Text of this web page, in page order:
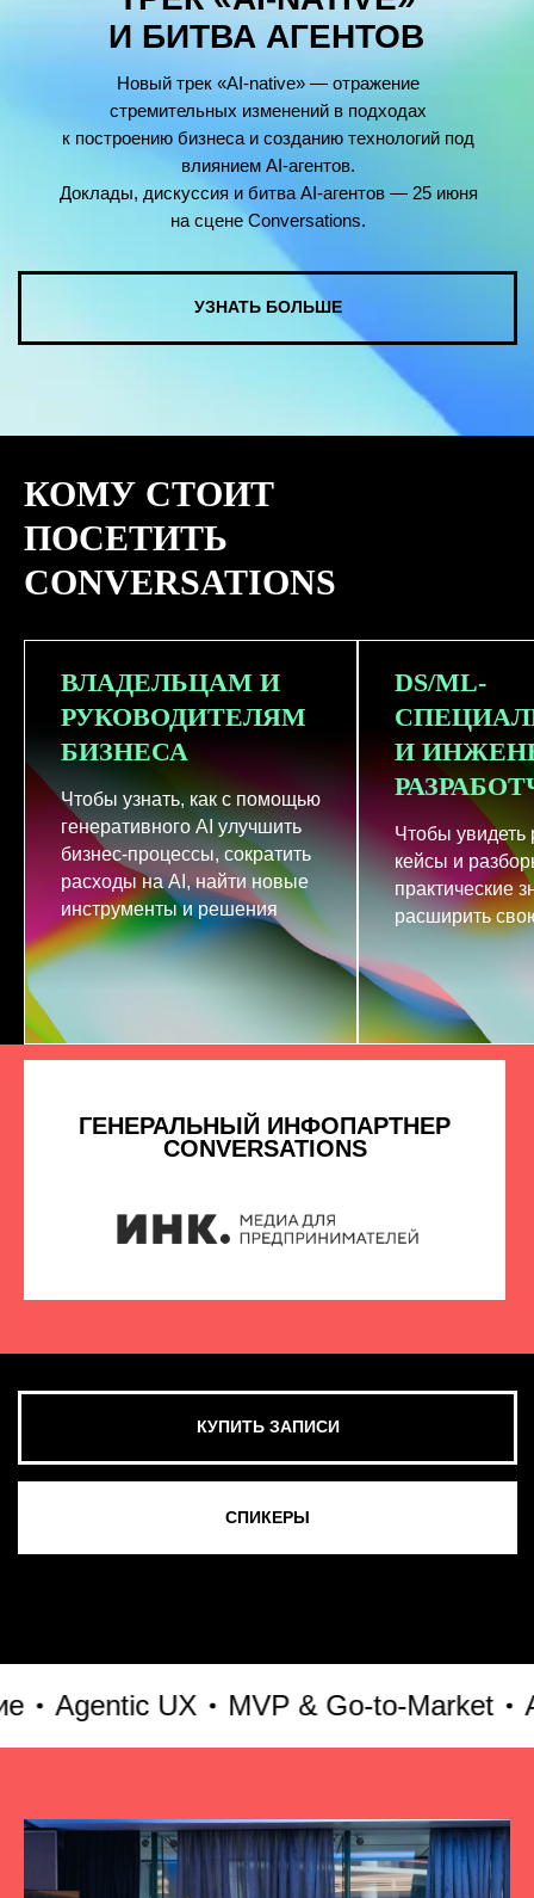
КОМУ СТОИТ
ПОСЕТИТЬ
CONVERSATIONS
ВЛАДЕЛЬЦАМ И
РУКОВОДИТЕЛЯМ
БИЗНЕСА
Чтобы узнать, как с помощью
генеративного AI улучшить
бизнес-процессы, сократить
расходы на AI, найти новые
инструменты и решения
DS/ML-
И
Чтобы увидеть
кейсы и
практические
расширить
Agentic UX MVP & Go-to-Market AI-
СМОТРЕТЬ ВСЕ ФОТО